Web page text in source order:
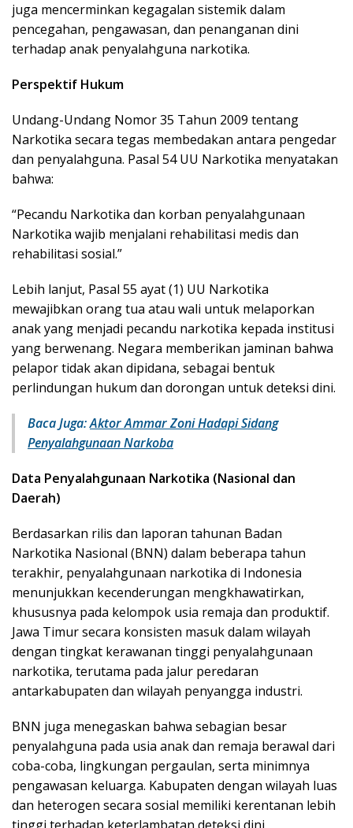
juga mencerminkan kegagalan sistemik dalam
pencegahan, pengawasan, dan penanganan dini
terhadap anak penyalahguna narkotika.
Perspektif Hukum
Undang-Undang Nomor 35 Tahun 2009 tentang
Narkotika secara tegas membedakan antara pengedar
dan penyalahguna. Pasal 54 UU Narkotika menyatakan
bahwa:
“Pecandu Narkotika dan korban penyalahgunaan
Narkotika wajib menjalani rehabilitasi medis dan
rehabilitasi sosial.”
Lebih lanjut, Pasal 55 ayat (1) UU Narkotika
mewajibkan orang tua atau wali untuk melaporkan
anak yang menjadi pecandu narkotika kepada institusi
yang berwenang. Negara memberikan jaminan bahwa
pelapor tidak akan dipidana, sebagai bentuk
perlindungan hukum dan dorongan untuk deteksi dini.
Baca Juga:Aktor Ammar Zoni Hadapi Sidang
Penyalahgunaan Narkoba
Data Penyalahgunaan Narkotika (Nasional dan
Daerah)
Berdasarkan rilis dan laporan tahunan Badan
Narkotika Nasional (BNN) dalam beberapa tahun
terakhir, penyalahgunaan narkotika di Indonesia
menunjukkan kecenderungan mengkhawatirkan,
khususnya pada kelompok usia remaja dan produktif.
Jawa Timur secara konsisten masuk dalam wilayah
dengan tingkat kerawanan tinggi penyalahgunaan
narkotika, terutama pada jalur peredaran
antarkabupaten dan wilayah penyangga industri.
BNN juga menegaskan bahwa sebagian besar
penyalahguna pada usia anak dan remaja berawal dari
coba-coba, lingkungan pergaulan, serta minimnya
pengawasan keluarga. Kabupaten dengan wilayah luas
dan heterogen secara sosial memiliki kerentanan lebih